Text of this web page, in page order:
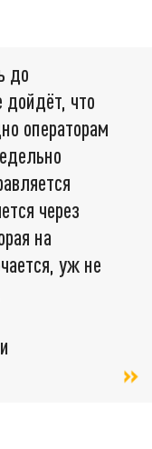
до
дойдёт, что
операторам
через
на
уж не